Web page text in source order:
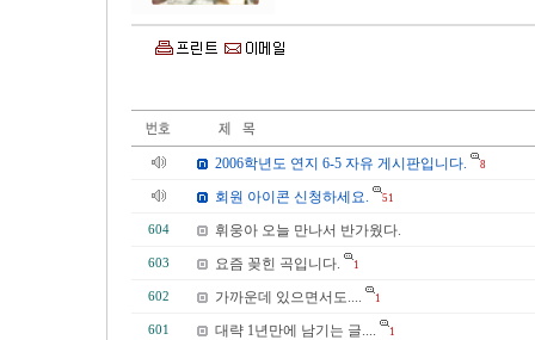
2006학년도 연지 6-5 자유 게시판입니다. 8
회원 아이콘 신청하세요. 51
604 휘웅아 오늘 만나서 반가웠다.
603 요즘 꽂힌 곡입니다. 1
602 가까운데 있으면서도.... 1
601 대략 1년만에 남기는 글.... 1